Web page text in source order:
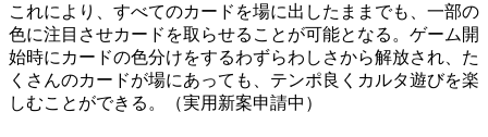
これにより、すべてのカードを場に出したままでも、一部の
色に注目させカードを取らせることが可能となる。ゲーム開
始時にカードの色分けをするわずらわしさから解放され、た
くさんのカードが場にあっても、テンポ良くカルタ遊びを楽
しむことができる。（実用新案申請中）